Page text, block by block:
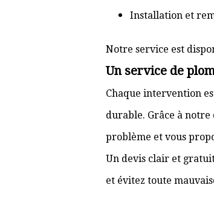
Installation et
Notre service est
Un service de
Chaque intervention
durable. Grâce à
problème et vous
Un devis clair et
et évitez toute